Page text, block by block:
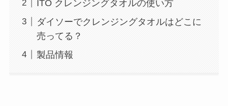
ITO クレンジングタオルの使い方
ダイソーでクレンジングタオルはどこに
売ってる？
製品情報